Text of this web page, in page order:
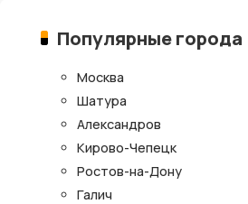
Популярные города
Москва
Шатура
Александров
Кирово-Чепецк
Ростов-на-Дону
Галич